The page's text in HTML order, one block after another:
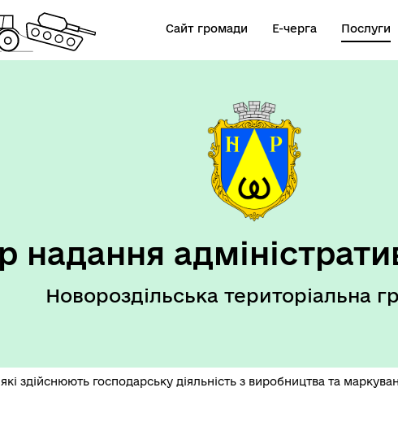
Сайт громади Е-черга Послуги
надання
Новороздільська територіальна
які здійснюють господарську діяльність з виробництва та